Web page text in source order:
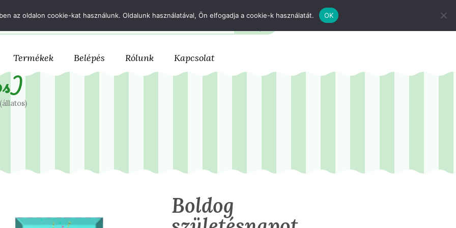
Termékek Belépés Rólunk Kapcsolat
Boldog
az oldalon cookie-kat használunk. Oldalunk használatával, Ön elfogadja a cookie-k használatát. OK